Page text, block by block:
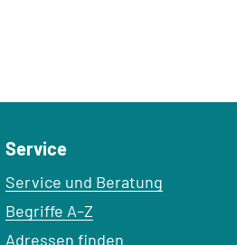
Service
Service und Beratung
Begriffe A–Z
Adressen finden